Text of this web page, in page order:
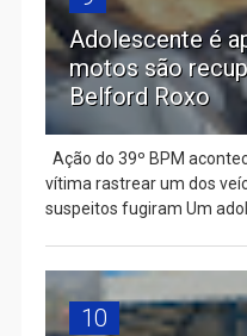
Adolescente é
motos são
Belford Roxo
Ação do 39º BPM
vítima rastrear um dos
suspeitos fugiram Um
10